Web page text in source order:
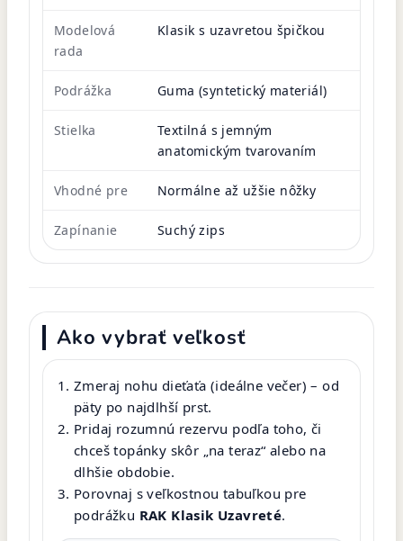
Modelová
rada
Klasik s uzavretou špičkou
Podrážka Guma (syntetický materiál)
Stielka
Textilná s jemným
anatomickým tvarovaním
Vhodné pre Normálne až užšie nôžky
Zapínanie Suchý zips
Ako vybrať veľkosť
Zmeraj nohu dieťaťa (ideálne večer) – od
päty po najdlhší prst.
Pridaj rozumnú rezervu podľa toho, či
chceš topánky skôr „na teraz“ alebo na
dlhšie obdobie.
Porovnaj s veľkostnou tabuľkou pre
podrážku RAK Klasik Uzavreté.